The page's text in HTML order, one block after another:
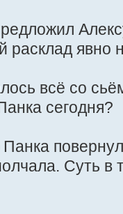
расклад явно
всё со
сегодня?
Суть в